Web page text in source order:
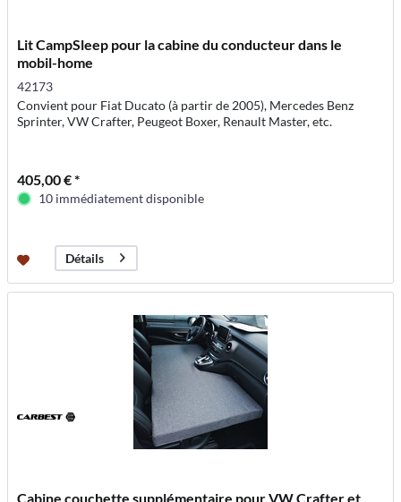
Lit CampSleep pour la cabine du conducteur dans le
mobil-home
42173
Convient pour Fiat Ducato (à partir de 2005), Mercedes Benz
Sprinter, VW Crafter, Peugeot Boxer, Renault Master, etc.
405,00 € *
10 immédiatement disponible
Détails
Cabine couchette supplémentaire pour VW Crafter et